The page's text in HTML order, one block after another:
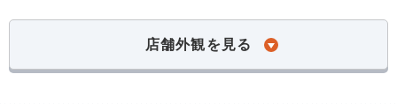
店舗外観を見る